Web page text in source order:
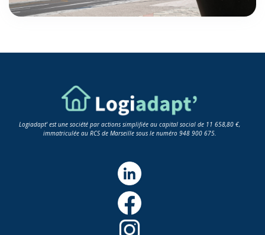
Logiadapt' est une société par actions simplifiée au capital social de 11 658,80 €,
immatriculée au RCS de Marseille sous le numéro 948 900 675.